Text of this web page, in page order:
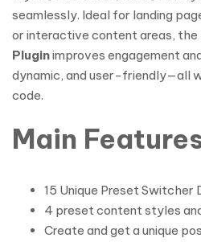
seamlessly. Ideal for landing
or interactive content areas, the
Pluginimproves engagement
dynamic, and user-friendly—all
code.
Main
15 Unique Preset Switcher
4 preset content styles
Create and get a unique